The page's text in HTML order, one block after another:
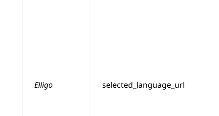
Elligo selected_language_url